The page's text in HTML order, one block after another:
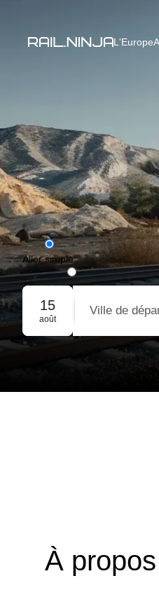
L'Europe
Aller simple
Aller-retour
Réservation de groupe
15
août
Ville de
À